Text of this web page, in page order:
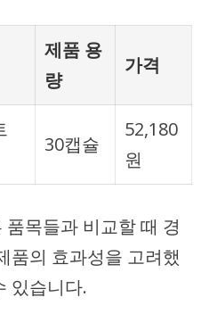
제품 용
량
가격
30캡슐
52,180
원
목들과 비교할 때 경
품의 효과성을 고려했
있습니다.